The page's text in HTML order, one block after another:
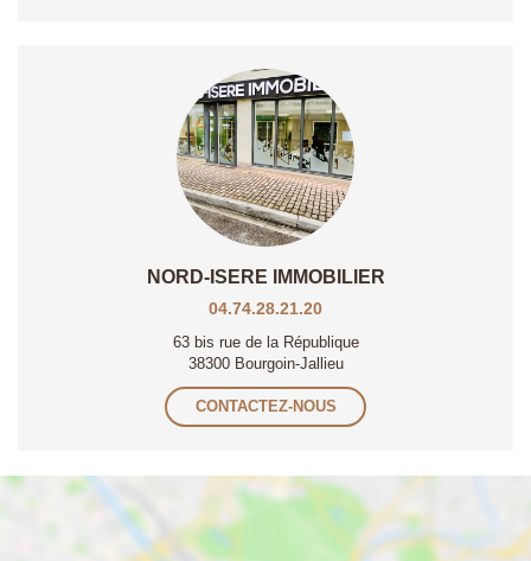
NORD-ISERE IMMOBILIER
04.74.28.21.20
63 bis rue de la République
38300 Bourgoin-Jallieu
CONTACTEZ-NOUS